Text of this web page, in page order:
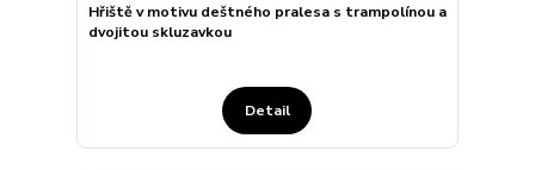
Hřiště v motivu deštného pralesa s trampolínou a
dvojitou skluzavkou
Detail